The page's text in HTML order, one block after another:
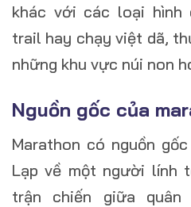
khác với các loại hình
trail hay chạy việt dã,
những khu vực núi non
Nguồn gốc của
Marathon có nguồn
Lạp về một người lính
trận chiến giữa